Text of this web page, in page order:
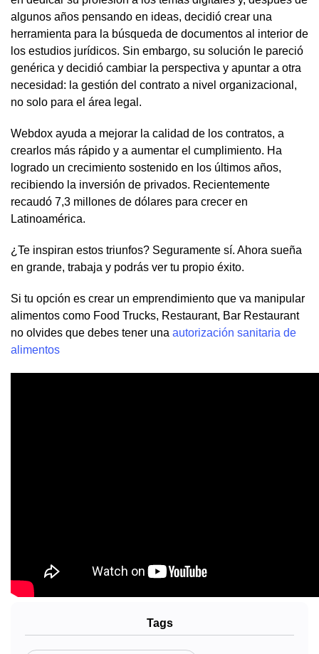
algunos años pensando en ideas, decidió crear una
herramienta para la búsqueda de documentos al interior de
los estudios jurídicos. Sin embargo, su solución le pareció
genérica y decidió cambiar la perspectiva y apuntar a otra
necesidad: la gestión del contrato a nivel organizacional,
no solo para el área legal.
Webdox ayuda a mejorar la calidad de los contratos, a
crearlos más rápido y a aumentar el cumplimiento. Ha
logrado un crecimiento sostenido en los últimos años,
recibiendo la inversión de privados. Recientemente
recaudó 7,3 millones de dólares para crecer en
Latinoamérica.
¿Te inspiran estos triunfos? Seguramente sí. Ahora sueña
en grande, trabaja y podrás ver tu propio éxito.
Si tu opción es crear un emprendimiento que va manipular
alimentos como Food Trucks, Restaurant, Bar Restaurant
no olvides que debes tener una autorización sanitaria de
alimentos
Tags